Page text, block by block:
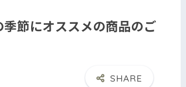
節にオススメの商品のご